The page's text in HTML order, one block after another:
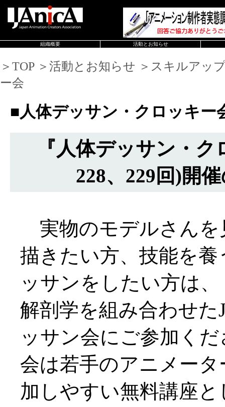
組織概要 活動とお知らせ
＞TOP ＞活動とお知らせ ＞スキルアッ
ー会
■人体デッサン・クロッキー
『人体デッサン・
228、229回)開
実物のモデルさんを
描きたい方、技能を
ッサンをしたい方は
解剖学を組み合わせた
ッサン会にご参加く
会は若手のアニメー
加しやすい無料講座